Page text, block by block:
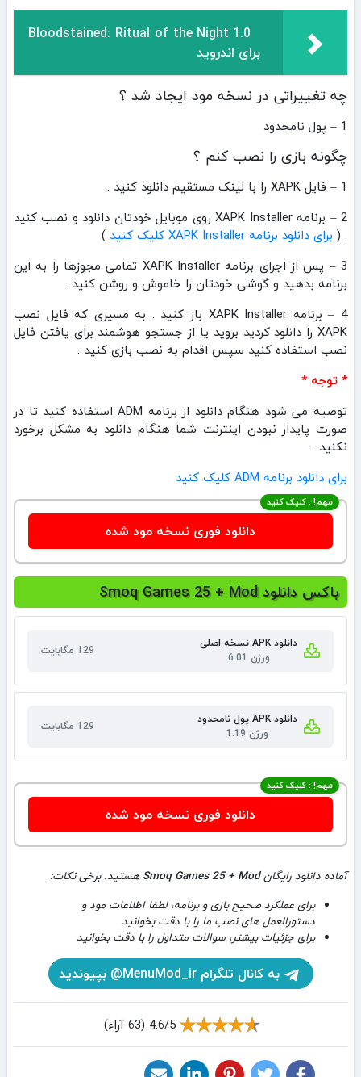
Bloodstained: Ritual of the Night 1.0
برای اندروید
چه تغییراتی در نسخه مود ایجاد شد ؟
1 – پول نامحدود
چگونه بازی را نصب کنم ؟
1 – فایل XAPK را با لینک مستقیم دانلود کنید .
2 – برنامه XAPK Installer روی موبایل خودتان دانلود و نصب کنید
. ( برای دانلود برنامه XAPK Installer کلیک کنید
)
3 – پس از اجرای برنامه XAPK Installer تمامی مجوزها را به این
برنامه بدهید و گوشی خودتان را خاموش و روشن کنید .
4 – برنامه XAPK Installer باز کنید . به مسیری که فایل نصب
XAPK را دانلود کردید بروید یا از جستجو هوشمند برای یافتن فایل
نصب استفاده کنید سپس اقدام به نصب بازی کنید .
* توجه *
توصیه می شود هنگام دانلود از برنامه ADM استفاده کنید تا در
صورت پایدار نبودن اینترنت شما هنگام دانلود به مشکل برخورد
نکنید .
برای دانلود برنامه ADM کلیک کنید
مهم! : کلیک کنید
دانلود فوری نسخه مود شده
باکس دانلود Smoq Games 25 + Mod
دانلود APK نسخه اصلی
ورژن 6.01
129 مگابایت
دانلود APK پول نامحدود
ورژن 1.19
129 مگابایت
مهم! : کلیک کنید
دانلود فوری نسخه مود شده
آماده دانلود رایگانSmoq Games 25 + Mod هستید. برخی نکات:
برای عملکرد صحیح بازی و برنامه، لطفا اطلاعات مود و
دستورالعمل های نصب ما را با دقت بخوانید
برای جزئیات بیشتر، سوالات متداول را با دقت بخوانید
به کانال تلگرام MenuMod_ir@ بپیوندید
4.6/5 (63 آراء)